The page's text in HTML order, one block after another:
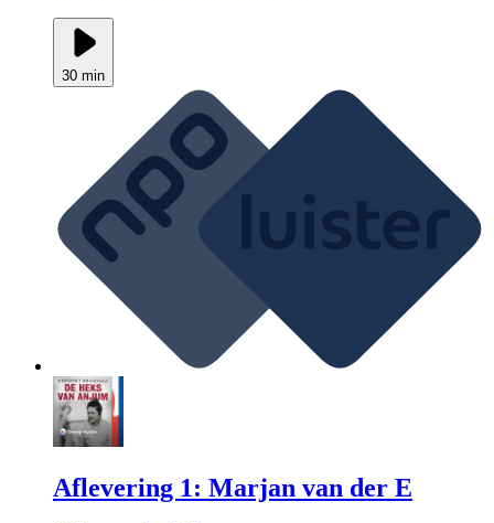
30 min
Aflevering 1: Marjan van der E